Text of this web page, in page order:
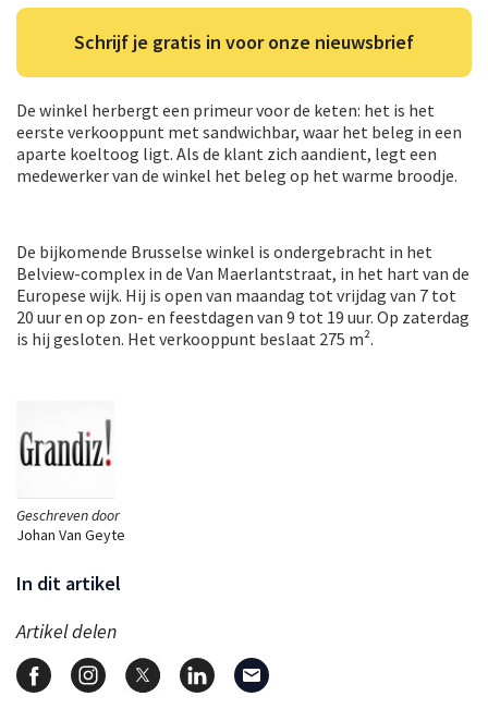
Geschreven door
Johan Van Geyte
In dit artikel
Artikel delen
Schrijf je gratis in voor onze nieuwsbrief
De winkel herbergt een primeur voor de keten: het is het
eerste verkooppunt met sandwichbar, waar het beleg in een
aparte koeltoog ligt. Als de klant zich aandient, legt een
medewerker van de winkel het beleg op het warme broodje.
De bijkomende Brusselse winkel is ondergebracht in het
Belview-complex in de Van Maerlantstraat, in het hart van de
Europese wijk. Hij is open van maandag tot vrijdag van 7 tot
20 uur en op zon- en feestdagen van 9 tot 19 uur. Op zaterdag
is hij gesloten. Het verkooppunt beslaat 275 m².